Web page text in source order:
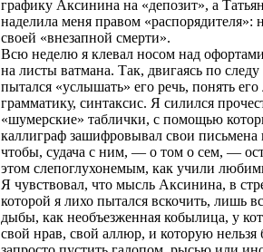
графику Аксинина на «депозит», а
наделила меня правом «распорядителя»:
своей «внезапной смерти».
Всю неделю я клевал носом над
на листы ватмана. Так, двигаясь по следу
пытался «услышать» его речь, понять его
грамматику, синтаксис. Я силился
«шумерские» таблички, с помощью
каллиграф зашифровывал свои
чтобы, судача с ним, — о том о сем, —
этом слепоглухонемым, как учили
Я чувствовал, что мысль Аксинина, в
которой я лихо пытался вскочить, лишь
дыбы, как необъезженная кобылица, у
свой нрав, свой аллюр, и которую нельзя